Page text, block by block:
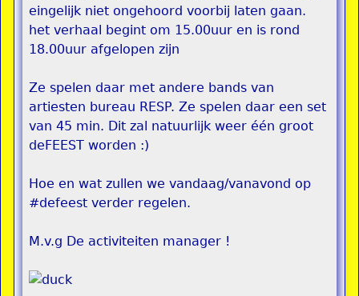
eingelijk niet ongehoord voorbij laten gaan.
het verhaal begint om 15.00uur en is rond
18.00uur afgelopen zijn
Ze spelen daar met andere bands van
artiesten bureau RESP. Ze spelen daar een set
van 45 min. Dit zal natuurlijk weer één groot
deFEEST worden :)
Hoe en wat zullen we vandaag/vanavond op
#defeest verder regelen.
M.v.g De activiteiten manager !